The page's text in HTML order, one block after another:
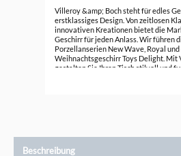
Villeroy &amp; Boch steht für edles
erstklassiges Design. Von zeitlosen
innovativen Kreationen bietet die
Geschirr für jeden Anlass. Wir führen
Porzellanserien New Wave, Royal
Weihnachtsgeschirr Toys Delight. Mit
gestalten Sie Ihren Tisch stilvoll und
Beschreibung